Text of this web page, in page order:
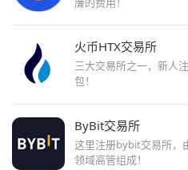
火币HTX交易所
三大交易所之一，新人
包！
ByBit交易所
这里注册bybit交易所，
领域高管组成！